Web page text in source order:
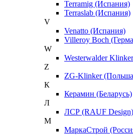
Terramig (Испания)
Terraslab (Испания)
V
Venatto (Испания)
Villeroy Boch
W
Westerwalder
Z
ZG-Klinker
К
Керамин (Беларусь)
Л
ЛСР (RAUF
М
МаркаСтрой